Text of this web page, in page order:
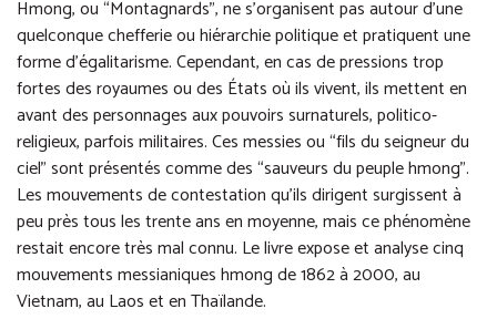
Hmong, ou “Montagnards”, ne s’organisent pas autour d’une
quelconque chefferie ou hiérarchie politique et pratiquent une
forme d’égalitarisme. Cependant, en cas de pressions trop
fortes des royaumes ou des États où ils vivent, ils mettent en
avant des personnages aux pouvoirs surnaturels, politico-
religieux, parfois militaires. Ces messies ou “fils du seigneur du
ciel” sont présentés comme des “sauveurs du peuple hmong”.
Les mouvements de contestation qu’ils dirigent surgissent à
peu près tous les trente ans en moyenne, mais ce phénomène
restait encore très mal connu. Le livre expose et analyse cinq
mouvements messianiques hmong de 1862 à 2000, au
Vietnam, au Laos et en Thaïlande.